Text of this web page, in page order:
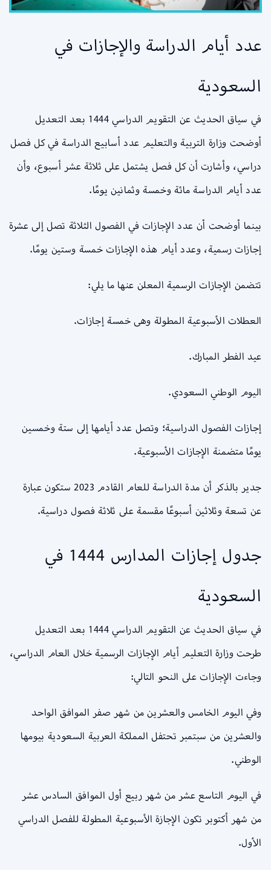
عدد أيام الدراسة والإجازات في
السعودية
في سياق الحديث عن التقويم الدراسي 1444 بعد التعديل
أوضحت وزارة التربية والتعليم عدد أسابيع الدراسة في كل فصل
دراسي، وأشارت أن كل فصل يشتمل على ثلاثة عشر أسبوع، وأن
عدد أيام الدراسة مائة وخمسة وثمانين يومًا.
بينما أوضحت أن عدد الإجازات في الفصول الثلاثة تصل إلى عشرة
إجازات رسمية، وعدد أيام هذه الإجازات خمسة وستين يومًا.
تتضمن الإجازات الرسمية المعلن عنها ما يلي:
العطلات الأسبوعية المطولة وهى خمسة إجازات.
عيد الفطر المبارك.
اليوم الوطني السعودي.
إجازات الفصول الدراسية؛ وتصل عدد أيامها إلى ستة وخمسين
يومًا متضمنة الإجازات الأسبوعية.
جدير بالذكر أن مدة الدراسة للعام القادم 2023 ستكون عبارة
عن تسعة وثلاثين أسبوعًا مقسمة على ثلاثة فصول دراسية.
جدول إجازات المدارس 1444 في
السعودية
في سياق الحديث عن التقويم الدراسي 1444 بعد التعديل
طرحت وزارة التعليم أيام الإجازات الرسمية خلال العام الدراسي،
وجاءت الإجازات على النحو التالي:
وفي اليوم الخامس والعشرين من شهر صفر الموافق الواحد
والعشرين من سبتمبر تحتفل المملكة العربية السعودية بيومها
الوطني.
في اليوم التاسع عشر من شهر ربيع أول الموافق السادس عشر
من شهر أكتوبر تكون الإجازة الأسبوعية المطولة للفصل الدراسي
الأول.